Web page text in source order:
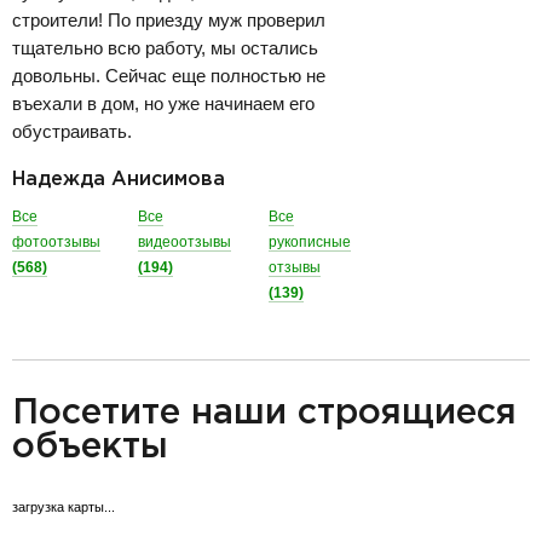
строители! По приезду муж проверил
тщательно всю работу, мы остались
довольны. Сейчас еще полностью не
въехали в дом, но уже начинаем его
обустраивать.
Надежда Анисимова
Все
фотоотзывы
(568)
Все
видеоотзывы
(194)
Все
рукописные
отзывы
(139)
Посетите наши строящиеся
объекты
загрузка карты...